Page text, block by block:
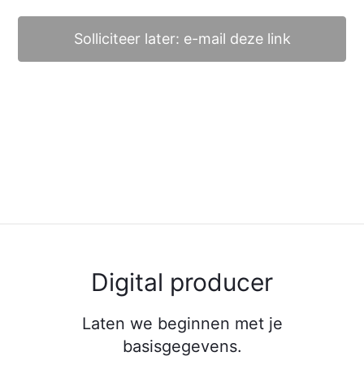
Solliciteer later: e-mail deze link
Digital producer
Laten we beginnen met je
basisgegevens.